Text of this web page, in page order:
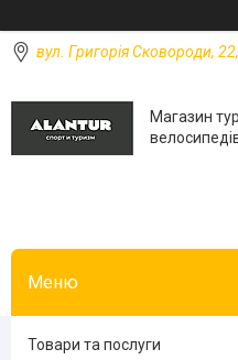
вул. Григорія Сковороди,
Магазин
Товари та послуги